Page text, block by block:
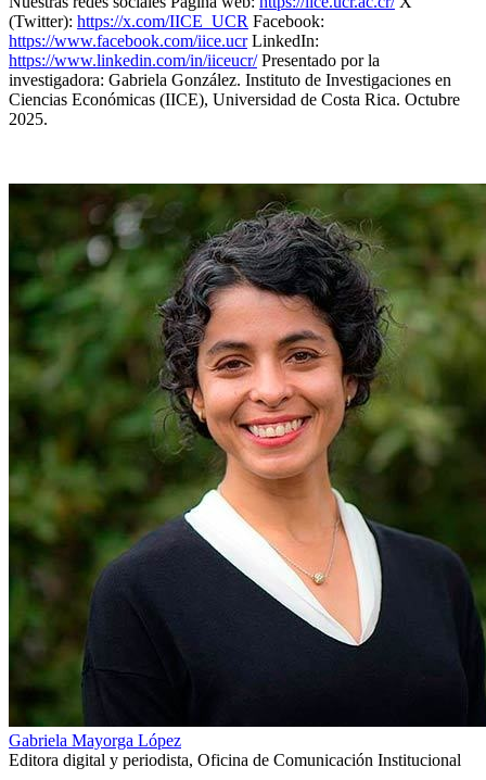
(Twitter): https://x.com/IICE_UCR Facebook:
https://www.facebook.com/iice.ucrLinkedIn:
https://www.linkedin.com/in/iiceucr/Presentado por la
investigadora: Gabriela González. Instituto de Investigaciones en
Ciencias Económicas (IICE), Universidad de Costa Rica. Octubre
2025.
Gabriela Mayorga López
Editora digital y periodista, Oficina de Comunicación Institucional